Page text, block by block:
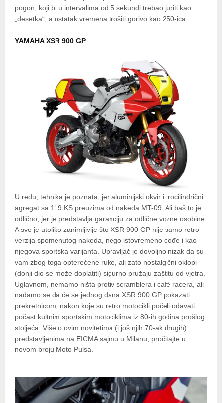
pogon, koji bi u intervalima od 5 sekundi trebao juriti kao
„desetka“, a ostatak vremena trošiti gorivo kao 250-ica.
YAMAHA XSR 900 GP
U redu, tehnika je poznata, jer aluminijski okvir i trocilindrični
agregat sa 119 KS preuzima od nakeda MT-09. Ali baš to je
odlično, jer je predstavlja garanciju za odlične vozne osobine.
A sve je utoliko zanimljivije što XSR 900 GP nije samo retro
verzija spomenutog nakeda, nego istovremeno dođe i kao
njegova sportska varijanta. Upravljač je dovoljno nizak da su
vam zbog toga opterećene ruke, ali zato nostalgični oklopi
(donji dio se može doplatiti) sigurno pružaju zaštitu od vjetra.
Uglavnom, nemamo ništa protiv scramblera i café racera, ali
nadamo se da će se jednog dana XSR 900 GP pokazati
prekretnicom, nakon koje su retro motocikli počeli odavati
počast kultnim sportskim motociklima iz 80-ih godina prošlog
stoljeća. Više o ovim novitetima (i još njih 70-ak drugih)
predstavljenima na EICMA sajmu u Milanu, pročitajte u
novom broju Moto Pulsa.